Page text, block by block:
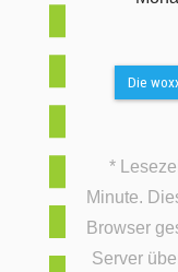
Die
*
Minute.
Browser
Server